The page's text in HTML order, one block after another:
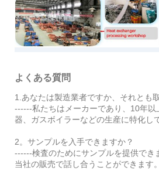
よくある質問
1.あなたは製造業者ですか、それとも
------私たちはメーカーであり、10年以
器、ガスボイラーなどの生産に特化し
2。サンプルを入手できますか？
------検査のためにサンプルを提供でき
当社の販売で話し合うことができます。